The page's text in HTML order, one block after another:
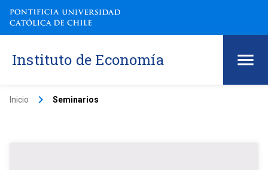
Instituto de Economía
Inicio keyboard_arrow_right Seminarios